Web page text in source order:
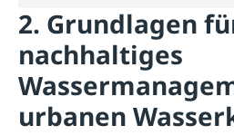
2. Grundlagen
nachhaltiges
urbanen